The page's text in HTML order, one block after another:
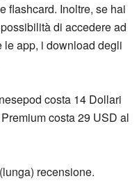
flashcard. Inoltre, se hai
di accedere ad
le app, i download degli
costa 14 Dollari
costa 29 USD al
recensione.